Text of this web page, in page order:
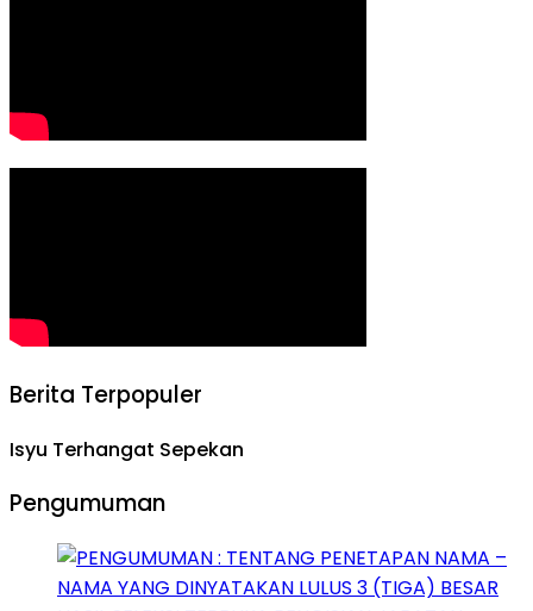
Berita Terpopuler
Isyu Terhangat Sepekan
Pengumuman